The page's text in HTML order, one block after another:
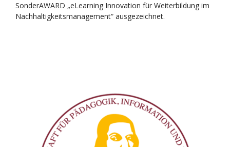
SonderAWARD „eLearning Innovation für Weiterbildung im
Nachhaltigkeitsmanagement“ ausgezeichnet.